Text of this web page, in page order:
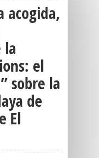
acogida,
la
el
sobre la
de
El